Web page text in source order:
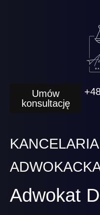
Umów
konsultację
KANCELARIA
Adwokat